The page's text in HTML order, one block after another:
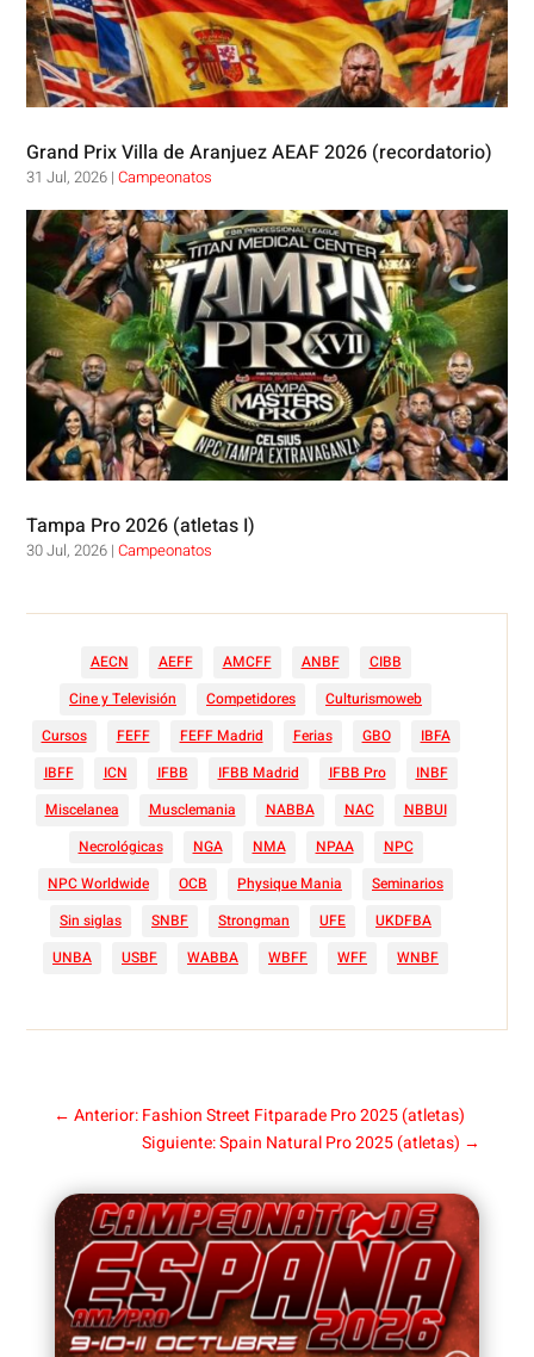
Grand Prix Villa de Aranjuez AEAF 2026 (recordatorio)
31 Jul, 2026 |Campeonatos
Tampa Pro 2026 (atletas I)
30 Jul, 2026 |Campeonatos
AECN AEFF AMCFF ANBF
CIBB
Cine y Televisión
Competidores
Culturismoweb
Cursos
FEFF FEFF Madrid Ferias GBO
IBFA
IBFF
ICN IFBB IFBB Madrid IFBB Pro
INBF
Miscelanea
Musclemania NABBA NAC
NBBUI
Necrológicas
NGA NMA NPAA
NPC
NPC Worldwide
OCB Physique Mania
Seminarios
Sin siglas
SNBF Strongman UFE
UKDFBA
UNBA
USBF WABBA WBFF WFF WNBF
← Anterior: Fashion Street Fitparade Pro 2025 (atletas)
Siguiente: Spain Natural Pro 2025 (atletas) →